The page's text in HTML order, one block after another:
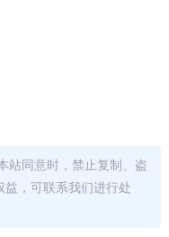
站同意时，禁止复制、盗
，可联系我们进行处